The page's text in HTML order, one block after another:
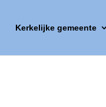
Kerkelijke gemeente